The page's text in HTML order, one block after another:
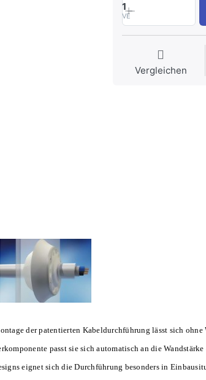
1
VE
Vergleichen
der patentierten Kabeldurchführung lässt sich
passt sie sich automatisch an die Wandstärke
eignet sich die Durchführung besonders in